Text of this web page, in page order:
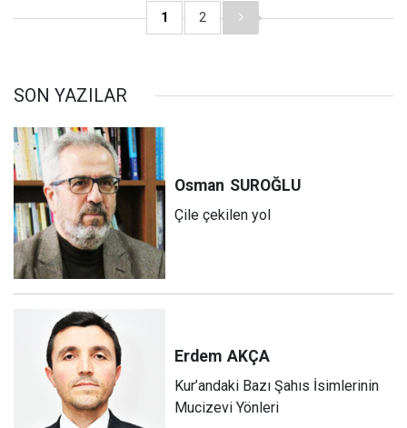
1 2
SON YAZILAR
Osman SUROĞLU
Çile çekilen yol
Erdem AKÇA
Kur’andaki Bazı Şahıs İsimlerinin
Mucizevi Yönleri